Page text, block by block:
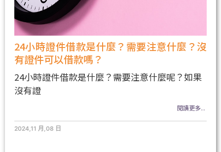
24小時證件借款是什麼？需要注意什麼？沒
有證件可以借款嗎？
24小時證件借款是什麼？需要注意什麼呢？如果
沒有證
閱讀更多...
2024,11 月,08 日